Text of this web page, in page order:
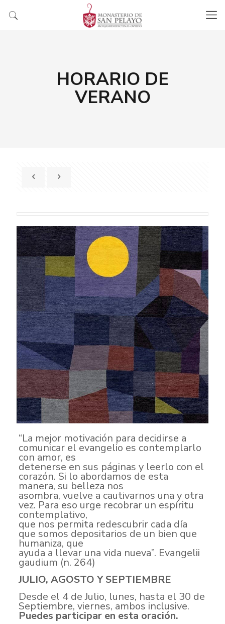
HORARIO DE
VERANO
“La mejor motivación para decidirse a
comunicar el evangelio es contemplarlo
con amor, es
detenerse en sus páginas y leerlo con el
corazón. Si lo abordamos de esta
manera, su belleza nos
asombra, vuelve a cautivarnos una y otra
vez. Para eso urge recobrar un espíritu
contemplativo,
que nos permita redescubrir cada día
que somos depositarios de un bien que
humaniza, que
ayuda a llevar una vida nueva”. Evangelii
gaudium (n. 264)
JULIO, AGOSTO Y SEPTIEMBRE
Desde el 4 de Julio, lunes, hasta el 30 de
Septiembre, viernes, ambos inclusive.
Puedes participar en esta oración.